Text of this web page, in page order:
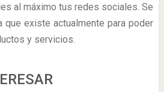
al máximo tus redes sociales. Se
que existe actualmente para poder
y servicios.